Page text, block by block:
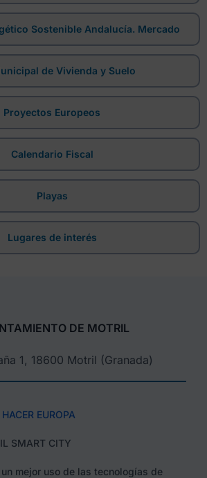
Sostenible Andalucía. Mercado
de Vivienda y Suelo
Proyectos Europeos
Calendario Fiscal
Playas
Lugares de interés
DE MOTRIL
1, 18600 Motril (Granada)​
EUROPA
SMART CITY
mejor uso de las tecnologías de